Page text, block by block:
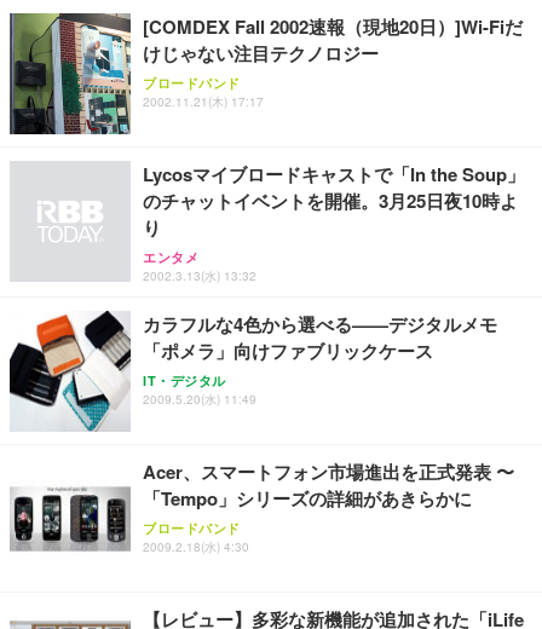
ANDWINT オフィスチェア デスクチェア 肘なし メ
ッシュ 通気性 ランバーサポート付き 腰サポート ガ
ス圧無段階昇降 360度回転 キャスター付き コンパク
ト 幅52×奥行58.5×高さ84～96cm テレワーク 在宅
勤務 ブラック
￥4,139
【MiniLED/24.5inch/280Hz/FHD】GRAPHT THE S
HOOTER Gaming Monitor 24” Essential ゲーミン
グモニター QD 24.5インチ 1ms FHD 量子ドット 残
像低減 (3年保証 | 輝点保証 | 日本メーカー)
￥34,980
アイリスオーヤマ ペットシーツ 超厚型 お徳用 レギ
ュラー 200枚入【Amazon.co.jp限定】
￥3,731
[COMDEX Fall 2002速報（現地20日）]Wi-Fiだ
けじゃない注目テクノロジー
ブロードバンド
2002.11.21(木) 17:17
Lycosマイブロードキャストで「In the Soup」
のチャットイベントを開催。3月25日夜10時よ
り
エンタメ
2002.3.13(水) 13:32
カラフルな4色から選べる——デジタルメモ
「ポメラ」向けファブリックケース
IT・デジタル
2009.5.20(水) 11:49
Acer、スマートフォン市場進出を正式発表 〜
「Tempo」シリーズの詳細があきらかに
ブロードバンド
2009.2.18(水) 4:30
【レビュー】多彩な新機能が追加された「iLife